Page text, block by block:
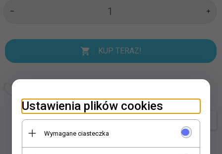
KUP TERAZ!
Zapytaj o produkt
Ustawienia plików cookies
Wymagane ciasteczka